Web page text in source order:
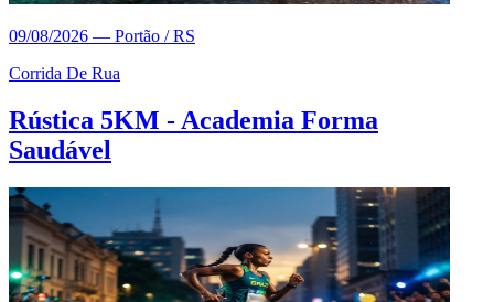
09/08/2026 — Portão / RS
Corrida De Rua
Rústica 5KM - Academia Forma
Saudável